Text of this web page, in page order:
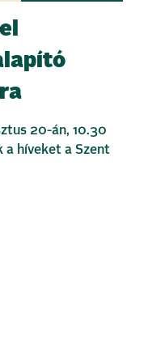
20-án, 10.30
híveket a Szent